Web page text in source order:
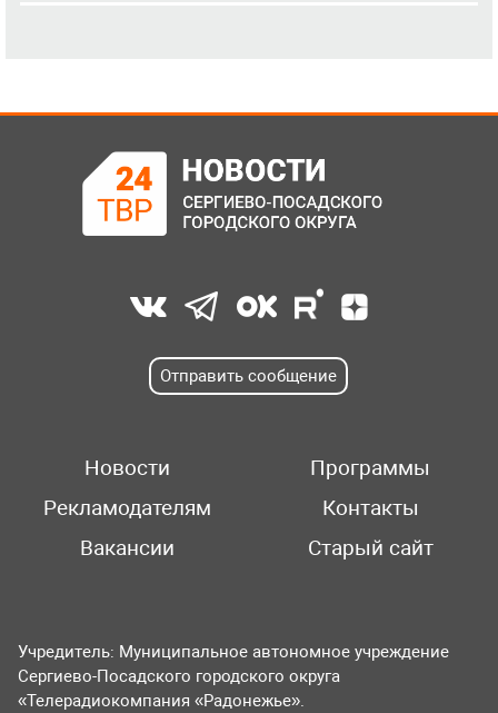
Отправить сообщение
Новости
Программы
Рекламодателям
Контакты
Вакансии
Старый сайт
Учредитель: Муниципальное автономное учреждение
Сергиево-Посадского городского округа
«Телерадиокомпания «Радонежье».